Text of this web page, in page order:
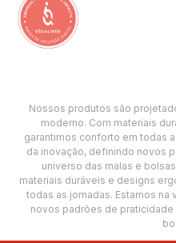
Nossos produtos são
moderno. Com materiais
garantimos conforto em todas
da inovação, definindo novos
universo das malas e
materiais duráveis e designs
todas as jornadas. Estamos na
novos padrões de